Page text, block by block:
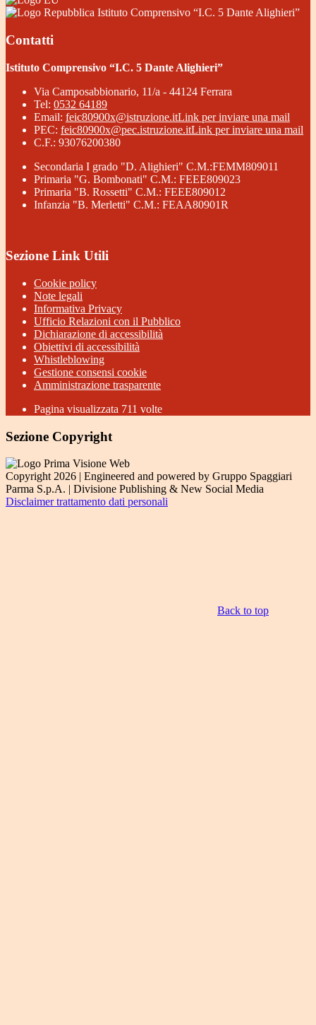
Istituto Comprensivo “I.C. 5 Dante Alighieri”
Contatti
Istituto Comprensivo “I.C. 5 Dante Alighieri”
Via Camposabbionario, 11/a - 44124 Ferrara
Tel: 0532 64189
Email: feic80900x@istruzione.itLink per inviare una mail
PEC: feic80900x@pec.istruzione.itLink per inviare una mail
C.F.: 93076200380
Secondaria I grado "D. Alighieri" C.M.:FEMM809011
Primaria "G. Bombonati" C.M.: FEEE809023
Primaria "B. Rossetti" C.M.: FEEE809012
Infanzia "B. Merletti" C.M.: FEAA80901R
Sezione Link Utili
Cookie policy
Note legali
Informativa Privacy
Ufficio Relazioni con il Pubblico
Dichiarazione di accessibilità
Obiettivi di accessibilità
Whistleblowing
Gestione consensi cookie
Amministrazione trasparente
Pagina visualizzata 711 volte
Sezione Copyright
Copyright 2026 | Engineered and powered by Gruppo Spaggiari
Parma S.p.A. | Divisione Publishing & New Social Media
Disclaimer trattamento dati personali
Back to top